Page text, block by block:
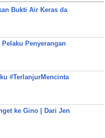
Bukti Air Keras da
Pelaku Penyerangan
#TerlanjurMencinta
ke Gino | Dari Jen